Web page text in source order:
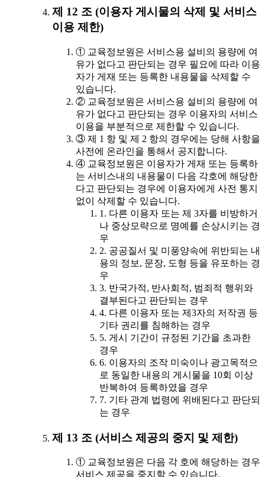
제 12 조 (이용자 게시물의 삭제 및 서비스
이용 제한)
① 교육정보원은 서비스용 설비의 용량에 여
유가 없다고 판단되는 경우 필요에 따라 이용
자가 게재 또는 등록한 내용물을 삭제할 수
있습니다.
② 교육정보원은 서비스용 설비의 용량에 여
유가 없다고 판단되는 경우 이용자의 서비스
이용을 부분적으로 제한할 수 있습니다.
③ 제 1 항 및 제 2 항의 경우에는 당해 사항을
사전에 온라인을 통해서 공지합니다.
④ 교육정보원은 이용자가 게재 또는 등록하
는 서비스내의 내용물이 다음 각호에 해당한
다고 판단되는 경우에 이용자에게 사전 통지
없이 삭제할 수 있습니다.
1. 다른 이용자 또는 제 3자를 비방하거
나 중상모략으로 명예를 손상시키는 경
우
2. 공공질서 및 미풍양속에 위반되는 내
용의 정보, 문장, 도형 등을 유포하는 경
우
3. 반국가적, 반사회적, 범죄적 행위와
결부된다고 판단되는 경우
4. 다른 이용자 또는 제3자의 저작권 등
기타 권리를 침해하는 경우
5. 게시 기간이 규정된 기간을 초과한
경우
6. 이용자의 조작 미숙이나 광고목적으
로 동일한 내용의 게시물을 10회 이상
반복하여 등록하였을 경우
7. 기타 관계 법령에 위배된다고 판단되
는 경우
제 13 조 (서비스 제공의 중지 및 제한)
① 교육정보원은 다음 각 호에 해당하는 경우
서비스 제공을 중지할 수 있습니다.